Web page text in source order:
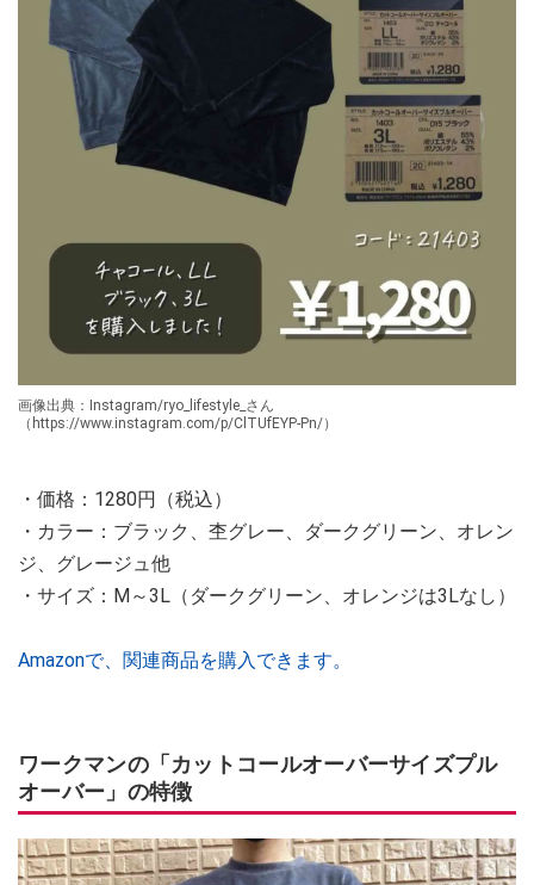
画像出典：Instagram/ryo_lifestyle_さん
（https://www.instagram.com/p/ClTUfEYP-Pn/）
・価格：1280円（税込）
・カラー：ブラック、杢グレー、ダークグリーン、オレン
ジ、グレージュ他
・サイズ：M～3L（ダークグリーン、オレンジは3Lなし）
Amazonで、関連商品を購入できます。
ワークマンの「カットコールオーバーサイズプル
オーバー」の特徴